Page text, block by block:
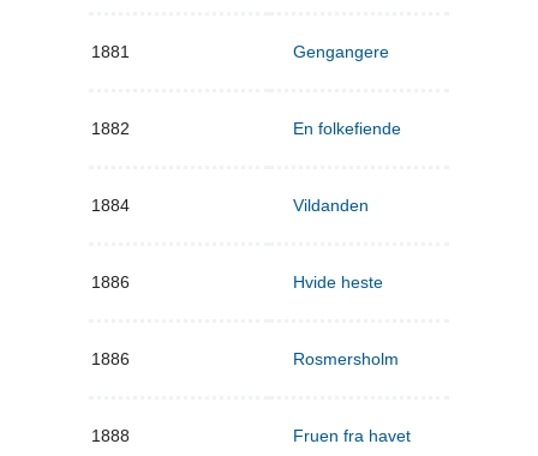
1881 Gengangere
1882 En folkefiende
1884 Vildanden
1886 Hvide heste
1886 Rosmersholm
1888 Fruen fra havet